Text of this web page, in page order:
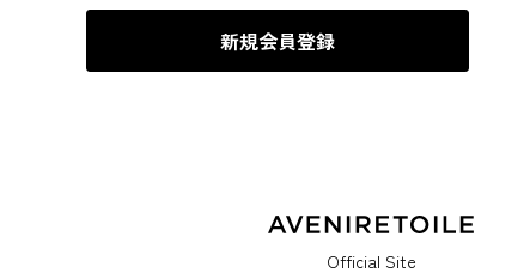
Official Site